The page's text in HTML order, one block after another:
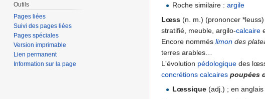
Roche similaire :argile
Lœss (n. m.) (prononcer
stratifié, meuble, argilo-calcaire
Encore nommés limon des
terres arables…
L'évolution pédologique des
concrétions calcaires poupées
Lœssique (adj.) ; en
Outils
Pages liées
Suivi des pages liées
Pages spéciales
Version imprimable
Lien permanent
Information sur la page